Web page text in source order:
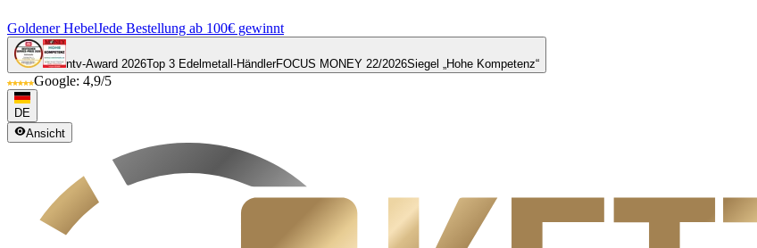
Goldener HebelJede Bestellung ab 100€ gewinnt
ntv-Award 2026Top 3 Edelmetall-HändlerFOCUS MONEY 22/2026Siegel „Hohe Kompetenz“
Google: 4,9/5
DE
Ansicht